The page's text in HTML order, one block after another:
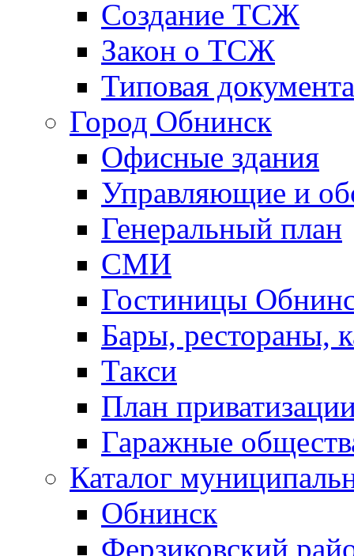
Создание ТСЖ
Закон о ТСЖ
Типовая
Город Обнинск
Офисные здания
Управляющие и
Генеральный план
СМИ
Гостиницы
Бары, рестораны,
Такси
План
Гаражные
Каталог
Обнинск
Ферзиковский